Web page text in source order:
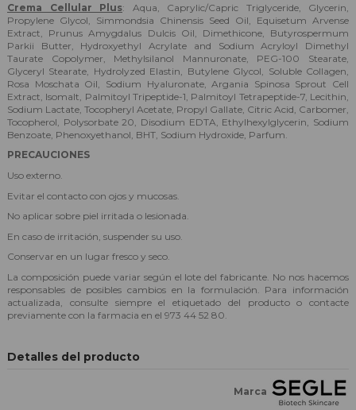
Crema Cellular Plus: Aqua, Caprylic/Capric Triglyceride, Glycerin,
Propylene Glycol, Simmondsia Chinensis Seed Oil, Equisetum Arvense
Extract, Prunus Amygdalus Dulcis Oil, Dimethicone, Butyrospermum
Parkii Butter, Hydroxyethyl Acrylate and Sodium Acryloyl Dimethyl
Taurate Copolymer, Methylsilanol Mannuronate, PEG-100 Stearate,
Glyceryl Stearate, Hydrolyzed Elastin, Butylene Glycol, Soluble Collagen,
Rosa Moschata Oil, Sodium Hyaluronate, Argania Spinosa Sprout Cell
Extract, Isomalt, Palmitoyl Tripeptide-1, Palmitoyl Tetrapeptide-7, Lecithin,
Sodium Lactate, Tocopheryl Acetate, Propyl Gallate, Citric Acid, Carbomer,
Tocopherol, Polysorbate 20, Disodium EDTA, Ethylhexylglycerin, Sodium
Benzoate, Phenoxyethanol, BHT, Sodium Hydroxide, Parfum.
PRECAUCIONES
Uso externo.
Evitar el contacto con ojos y mucosas.
No aplicar sobre piel irritada o lesionada.
En caso de irritación, suspender su uso.
Conservar en un lugar fresco y seco.
La composición puede variar según el lote del fabricante. No nos hacemos
responsables de posibles cambios en la formulación. Para información
actualizada, consulte siempre el etiquetado del producto o contacte
previamente con la farmacia en el 973 44 52 80.
Detalles del producto
Marca